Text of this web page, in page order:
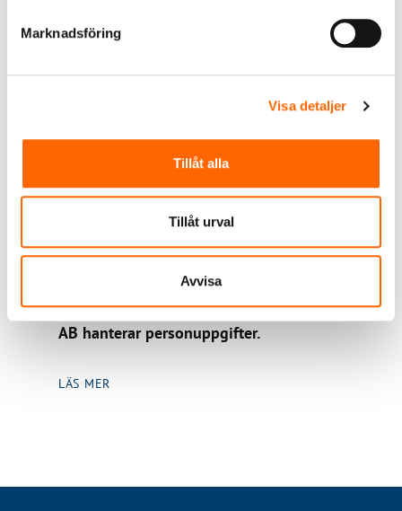
Marknadsföring
Visa detaljer
Tillåt alla
Tillåt urval
Avvisa
ANVÄNDNING AV PERSONUPPGIFTER
En beskrivning hur VVS information Data
AB hanterar personuppgifter.
LÄS MER